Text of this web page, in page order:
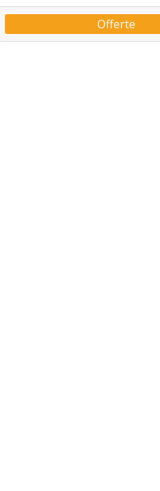
Offerte